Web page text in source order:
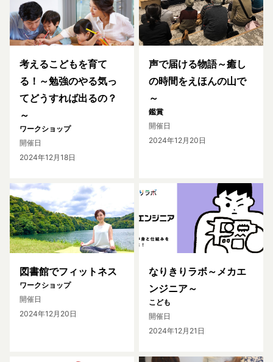
考えるこどもを育て
る！～勉強のやる気っ
てどうすれば出るの？
～
ワークショップ
開催日
2024年12月18日
声で届ける物語～癒し
の時間をえほんの山で
～
鑑賞
開催日
2024年12月20日
図書館でフィットネス
ワークショップ
開催日
2024年12月20日
なりきりラボ～メカエ
ンジニア～
こども
開催日
2024年12月21日